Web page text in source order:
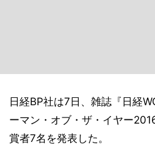
日経BP社は7日、雑誌『日経
ーマン・オブ・ザ・イヤー
賞者7名を発表した。